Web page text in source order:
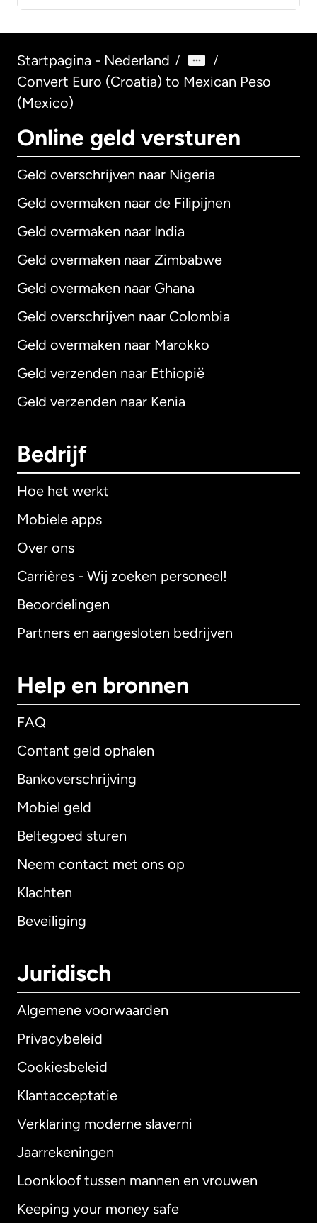
Startpagina - Nederland / /
Convert Euro (Croatia) to Mexican Peso
(Mexico)
Online geld versturen
Geld overschrijven naar Nigeria
Geld overmaken naar de Filipijnen
Geld overmaken naar India
Geld overmaken naar Zimbabwe
Geld overmaken naar Ghana
Geld overschrijven naar Colombia
Geld overmaken naar Marokko
Geld verzenden naar Ethiopië
Geld verzenden naar Kenia
Bedrijf
Hoe het werkt
Mobiele apps
Over ons
Carrières - Wij zoeken personeel!
Beoordelingen
Partners en aangesloten bedrijven
Help en bronnen
FAQ
Contant geld ophalen
Bankoverschrijving
Mobiel geld
Beltegoed sturen
Neem contact met ons op
Klachten
Beveiliging
Juridisch
Algemene voorwaarden
Privacybeleid
Cookiesbeleid
Klantacceptatie
Verklaring moderne slaverni
Jaarrekeningen
Loonkloof tussen mannen en vrouwen
Keeping your money safe
Internationaal English
Australië